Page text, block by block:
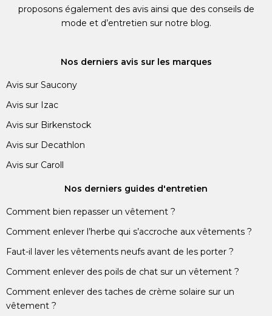
proposons également des avis ainsi que des conseils de
mode et d’entretien sur notre blog.
Nos derniers avis sur les marques
Avis sur Saucony
Avis sur Izac
Avis sur Birkenstock
Avis sur Decathlon
Avis sur Caroll
Nos derniers guides d'entretien
Comment bien repasser un vêtement ?
Comment enlever l’herbe qui s’accroche aux vêtements ?
Faut-il laver les vêtements neufs avant de les porter ?
Comment enlever des poils de chat sur un vêtement ?
Comment enlever des taches de crème solaire sur un
vêtement ?